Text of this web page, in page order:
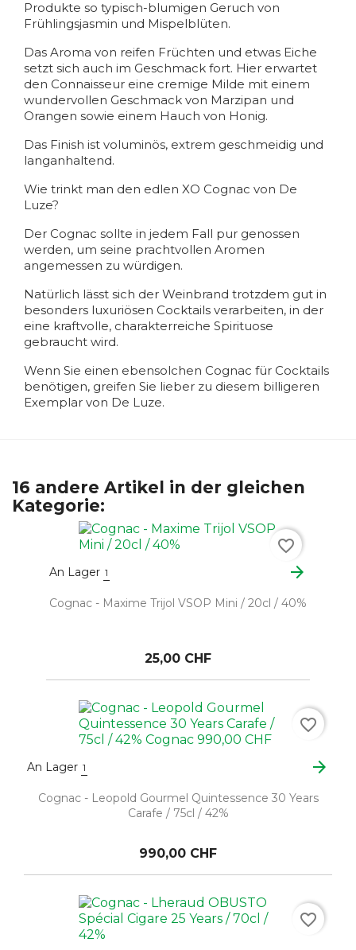
Produkte so typisch-blumigen Geruch von
Frühlingsjasmin und Mispelblüten.
Das Aroma von reifen Früchten und etwas Eiche
setzt sich auch im Geschmack fort. Hier erwartet
den Connaisseur eine cremige Milde mit einem
wundervollen Geschmack von Marzipan und
Orangen sowie einem Hauch von Honig.
Das Finish ist voluminös, extrem geschmeidig und
langanhaltend.
Wie trinkt man den edlen XO Cognac von De
Luze?
Der Cognac sollte in jedem Fall pur genossen
werden, um seine prachtvollen Aromen
angemessen zu würdigen.
Natürlich lässt sich der Weinbrand trotzdem gut in
besonders luxuriösen Cocktails verarbeiten, in der
eine kraftvolle, charakterreiche Spirituose
gebraucht wird.
Wenn Sie einen ebensolchen Cognac für Cocktails
benötigen, greifen Sie lieber zu diesem billigeren
Exemplar von De Luze.
16 andere Artikel in der gleichen
Kategorie:
An Lager 1 arrow_forward
Cognac - Maxime Trijol VSOP Mini / 20cl / 40%
25,00 CHF
favorite_border
An Lager 1 arrow_forward
Cognac - Leopold Gourmel Quintessence 30 Years
Carafe / 75cl / 42%
990,00 CHF
favorite_border
favorite_border